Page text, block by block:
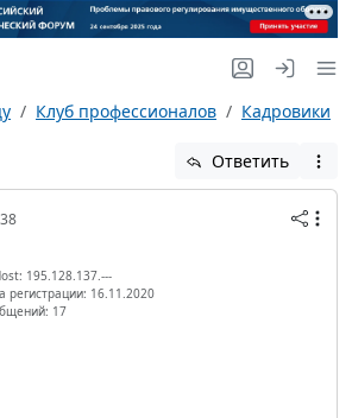
Клуб профессионалов Кадровики
Ответить
195.128.137.---
регистрации: 16.11.2020
17